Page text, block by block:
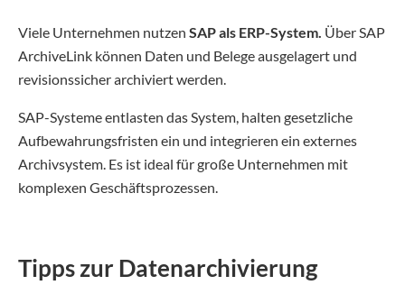
Viele Unternehmen nutzen SAP als ERP-System. Über SAP
ArchiveLink können Daten und Belege ausgelagert und
revisionssicher archiviert werden.
SAP-Systeme entlasten das System, halten gesetzliche
Aufbewahrungsfristen ein und integrieren ein externes
Archivsystem. Es ist ideal für große Unternehmen mit
komplexen Geschäftsprozessen.
Tipps zur Datenarchivierung